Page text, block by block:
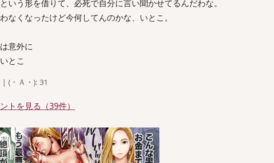
いう形を借りて、必死で自分に言い聞かせてるんだわな。
なくなったけど今何してんのかな、いとこ。
意外に
とこ
(・Ａ・): 31
トを見る（39件）